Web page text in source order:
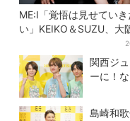
ME:I「覚悟は見せていき
い」KEIKO＆SUZU、大
る…“日プ女子”からの3
と、7人で目指す夢関西ジ
ーに！
島崎和